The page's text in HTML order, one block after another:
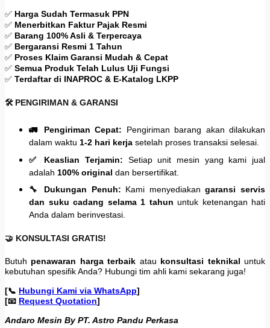
✅ Harga Sudah Termasuk PPN
✅ Menerbitkan Faktur Pajak Resmi
✅ Barang 100% Asli & Terpercaya
✅ Bergaransi Resmi 1 Tahun
✅ Proses Klaim Garansi Mudah & Cepat
✅ Semua Produk Telah Lulus Uji Fungsi
✅ Terdaftar di INAPROC & E-Katalog LKPP
🛠️ PENGIRIMAN & GARANSI
🚛 Pengiriman Cepat: Pengiriman barang akan dilakukan
dalam waktu 1-2 hari kerja setelah proses transaksi selesai.
✅ Keaslian Terjamin: Setiap unit mesin yang kami jual
adalah 100% original dan bersertifikat.
🔧 Dukungan Penuh: Kami menyediakangaransi servis
dan suku cadang selama 1 tahun untuk ketenangan hati
Anda dalam berinvestasi.
🤝 KONSULTASI GRATIS!
Butuh penawaran harga terbaik atau konsultasi teknikal untuk
kebutuhan spesifik Anda? Hubungi tim ahli kami sekarang juga!
[📞 Hubungi Kami via WhatsApp]
[📧 Request Quotation]
Andaro Mesin By PT. Astro Pandu Perkasa